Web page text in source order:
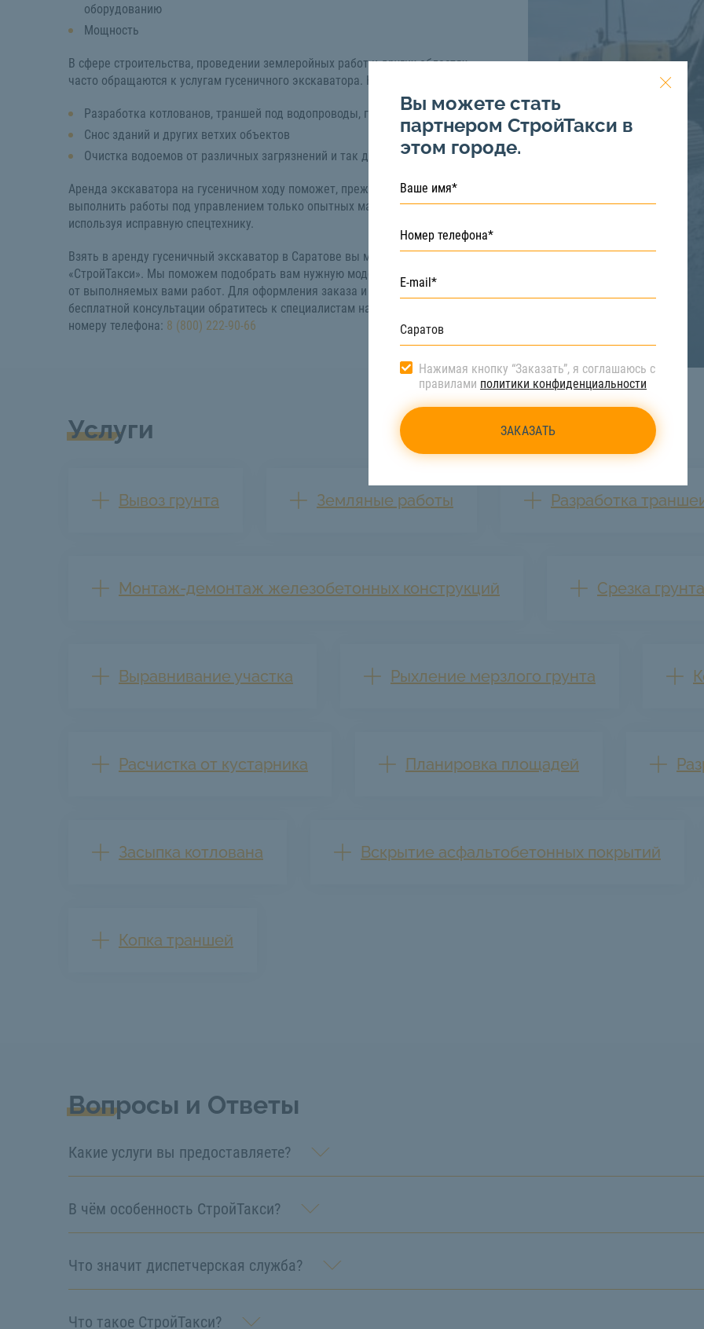
оборудованию
Мощность
В сфере строительства, проведении землеройных работ и других областях
часто обращаются к услугам гусеничного экскаватора. Например:
Разработка котлованов, траншей под водопроводы, горных пород
Снос зданий и других ветхих объектов
Очистка водоемов от различных загрязнений и так далее.
Аренда экскаватора на гусеничном ходу поможет, прежде всего,
выполнить работы под управлением только опытных машинистов,
используя исправную спецтехнику.
Взять в аренду гусеничный экскаватор в Саратове вы можете на сайте
«СтройТакси». Мы поможем подобрать вам нужную модель, в зависимости
от выполняемых вами работ. Для оформления заказа и получения
бесплатной консультации обратитесь к специалистам нашей компании по
номеру телефона: 8 (800) 222-90-66
Услуги
Вывоз грунта Земляные работы Разработка
Монтаж-демонтаж железобетонных конструкций Срезка грунта
Выравнивание участка Рыхление мерзлого грунта
Расчистка от кустарника Планировка площадей
Засыпка котлована Вскрытие асфальтобетонных покрытий
Копка траншей
Вопросы и Ответы
Какие услуги вы предоставляете?
В чём особенность СтройТакси?
Что значит диспетчерская служба?
Что такое СтройТакси?
Вы можете стать
партнером СтройТакси в
этом городе.
Нажимая кнопку “Заказать”, я соглашаюсь с
правилами политики конфиденциальности